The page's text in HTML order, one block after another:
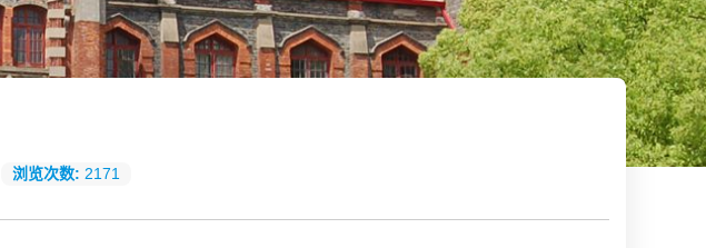
浏览次数: 2171